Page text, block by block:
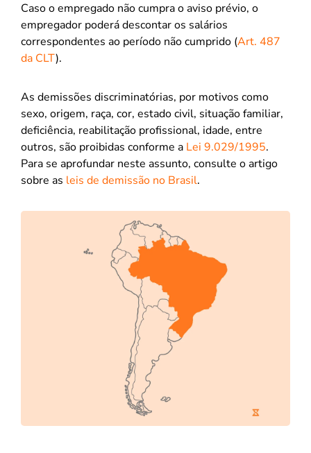
Caso o empregado não cumpra o aviso prévio, o
empregador poderá descontar os salários
correspondentes ao período não cumprido (Art. 487
da CLT).
As demissões discriminatórias, por motivos como
sexo, origem, raça, cor, estado civil, situação familiar,
deficiência, reabilitação profissional, idade, entre
outros, são proibidas conforme a Lei 9.029/1995.
Para se aprofundar neste assunto, consulte o artigo
sobre as leis de demissão no Brasil.